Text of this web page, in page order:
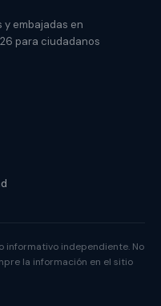
embajadas en
para ciudadanos
independiente. No
la información en el sitio